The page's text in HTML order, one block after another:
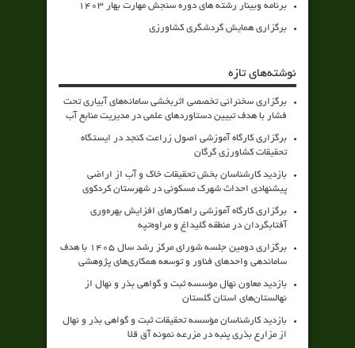
برنامه وبینار رشته های دوره سنجش مهارت بهار 1403
برگزاری همایش گردشگری کشاورزی
نوشته‌های تازه
برگزاری سخنرانی تخصصی اثربخشی سامانه‌های آبیاری تحت
فشار با هدف تبیین دستاوردهای علمی در مدیریت منابع آب
برگزاری کارگاه آموزشی اصول زراعت کنجد در ایستگاه
تحقیقات کشاورزی گرگان
بازدید کارشناسان بخش تحقیقات خاک و آب از اراضی
پیشنهادی احداث شهرک مسکونی در شهرستان کردکوی
برگزاری کارگاه آموزشی راهکارهای افزایش بهره‌وری
آفتابگردان در منطقه گلیداغ و مراوه‌تپه
برگزاری دومین جلسه شورای مرکز رشد سال ۱۴۰۵ با هدف
ساماندهی واحدهای فناور و توسعه همکاری‌های پژوهشی
بازدید معاون نهال مؤسسه ثبت و گواهی بذر و نهال از
نهالستان‌های استان گلستان
بازدید کارشناسان مؤسسه تحقیقات ثبت و گواهی بذر و نهال
از مزارع بذری پنبه در مزرعه نمونه آق قلا